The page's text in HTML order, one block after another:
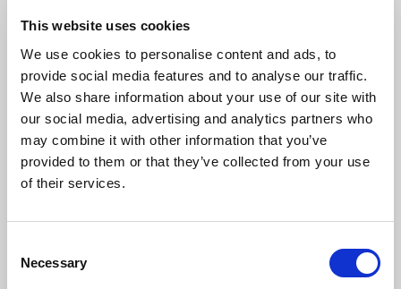
This website uses cookies
We use cookies to personalise content and ads, to
provide social media features and to analyse our traffic.
We also share information about your use of our site with
our social media, advertising and analytics partners who
may combine it with other information that you’ve
provided to them or that they’ve collected from your use
of their services.
Selection
Necessary
elementem jest współpraca między zleceniodawcą,
Inny aspekt związany z odpowiedzialnością i jej
delegowaniem to przekazanie, a w zasadzie zrzucanie
tego istotnego elementu na kierownika projektu, na
zespół wdrożeniowy czy na inne osoby włączone w
prace. Niekiedy odpowiedzialność pionowa prowadzi
do silnej presji płynącej od samego zarządu czy
właściciela przez poszczególne poziomy zarządcze,
aż do zespołów i pracowników. Osoby na
odpowiedzialność niżej, niekiedy obarczając
Oczywiście egzekwowanie działań i rozliczanie ze
zrealizowanych prac jest czymś dosyć oczywistym,